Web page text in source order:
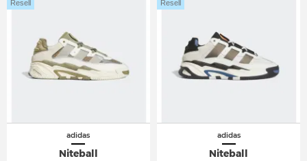
adidas
Niteball
Resell
adidas
Niteball
Resell